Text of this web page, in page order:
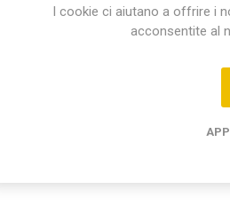
I cookie ci aiutano a offrire i
acconsentite al